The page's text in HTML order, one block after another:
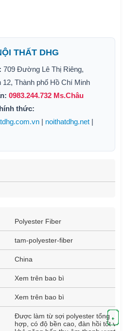
THẤT DHG
709 Đường Lê Thị Riêng,
Thành phố Hồ Chí Minh
0983.244.732 Ms.Châu
thức:
| noithatdhg.net |
Polyester Fiber
tam-polyester-fiber
China
Xem trên bao bì
Xem trên bao bì
Được làm từ sợi polyester tổng
hợp, có độ bền cao, đàn hồi tốt và
+
+
+
+
+
+
+
+
+
+
+
+
+